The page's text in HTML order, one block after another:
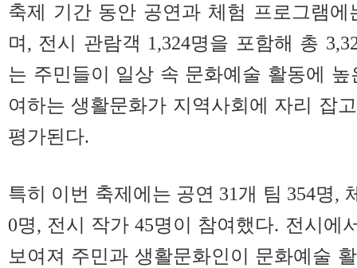
축제 기간 동안 공연과 체험 프로그램에
며, 전시 관람객 1,324명을 포함해 총
는 주민들이 일상 속 문화예술 활동에
여하는 생활문화가 지역사회에 자리 잡
평가된다.
특히 이번 축제에는 공연 31개 팀 354명,
0명, 전시 작가 45명이 참여했다. 전시에
보여져 주민과 생활문화인이 문화예술